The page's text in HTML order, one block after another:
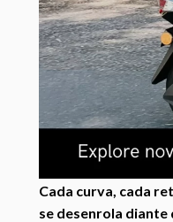
Cada curva, cada
se desenrola